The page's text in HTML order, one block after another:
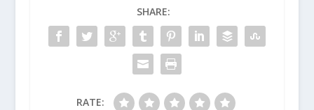
SHARE:
RATE: